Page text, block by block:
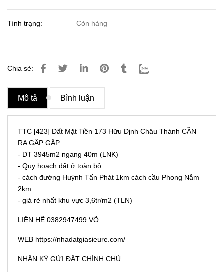
Tình trạng: Còn hàng
Chia sẻ:
Mô tả Bình luận
TTC [423] Đất Mặt Tiền 173 Hữu Định Châu Thành CẦN
RA GẤP GẤP
- DT 3945m2 ngang 40m (LNK)
- Quy hoạch đất ở toàn bộ
- cách đường Huỳnh Tấn Phát 1km cách cầu Phong Nẫm
2km
- giá rẻ nhất khu vực 3,6tr/m2 (TLN)
LIÊN HỆ 0382947499 VÕ
WEB https://nhadatgiasieure.com/
NHẬN KÝ GỬI ĐẤT CHÍNH CHỦ